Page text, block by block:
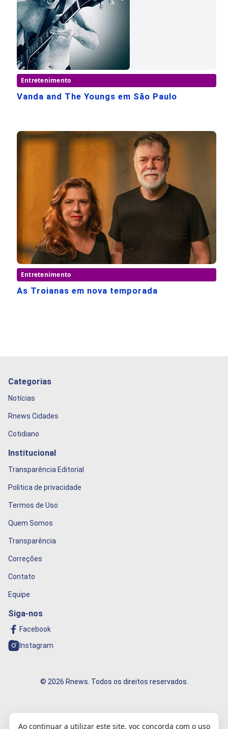
Entretenimento
Vanda and The Youngs em São Paulo
Entretenimento
As Troianas em nova temporada
Categorias
Notícias
Rnews Cidades
Cotidiano
Institucional
Transparência Editorial
Politica de privacidade
Termos de Uso
Quem Somos
Transparência
Correções
Contato
Equipe
Siga-nos
Facebook
Instagram
© 2026 Rnews. Todos os direitos reservados.
Ao continuar a utilizar este site, voc concorda com o uso